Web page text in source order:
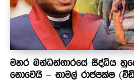
මහර බන්ධන්ගාරයේ සිද්ධිය
නොවෙයි – නාමල් රාජපක්ෂ